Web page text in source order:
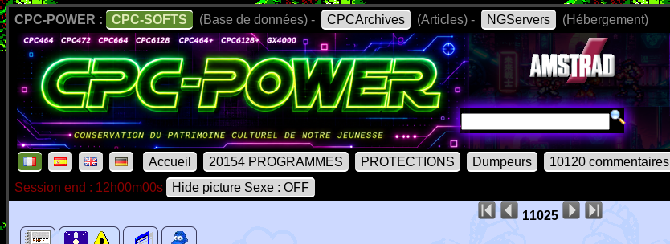
CPC-POWER : CPC-SOFTS (Base de données) - CPCArchives (Articles) - NGServers (Hébergement)
Accueil 20154 PROGRAMMES PROTECTIONS Dumpeurs 10120 commentaires
Session end : 12h00m00s
Hide picture Sexe : OFF
11025